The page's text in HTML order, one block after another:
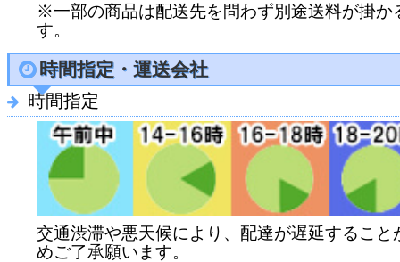
※一部の商品は配送先を問わず別途送料が掛か
す。
時間指定・運送会社
時間指定
交通渋滞や悪天候により、配達が遅延すること
めご了承願います。